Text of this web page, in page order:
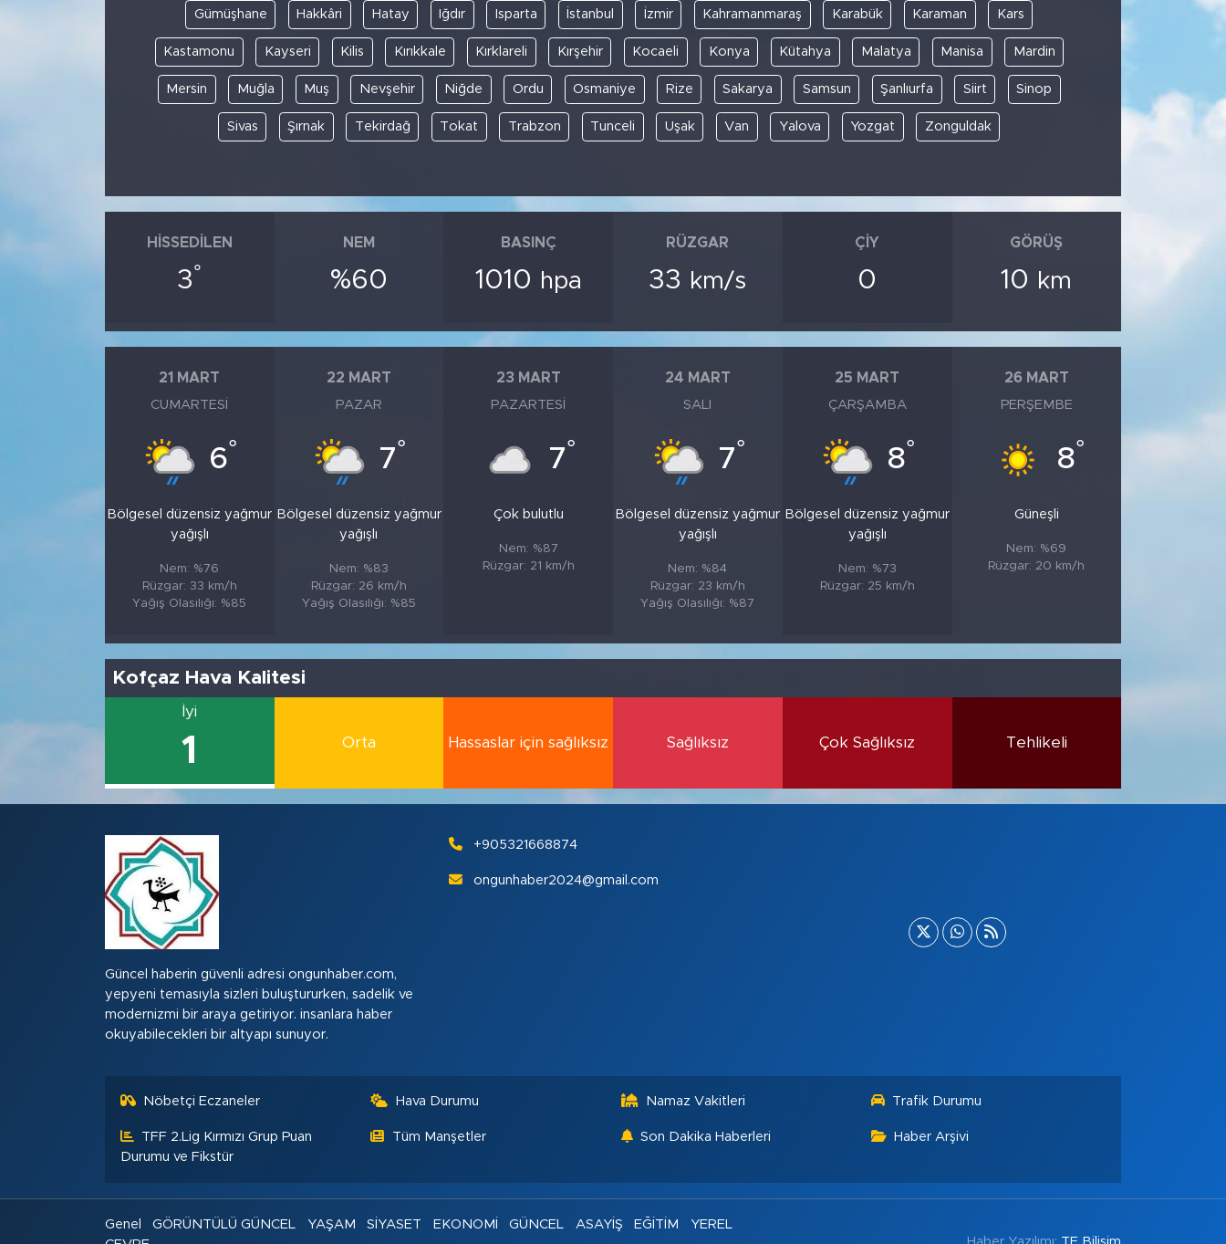
Gümüşhane Hakkâri Hatay Iğdır Isparta İstanbul İzmir Kahramanmaraş Karabük Karaman Kars
Kastamonu Kayseri Kilis Kırıkkale Kırklareli Kırşehir Kocaeli Konya Kütahya Malatya Manisa Mardin
Mersin Muğla Muş Nevşehir Niğde Ordu Osmaniye Rize Sakarya Samsun Şanlıurfa Siirt Sinop
Sivas Şırnak Tekirdağ Tokat Trabzon Tunceli Uşak Van Yalova Yozgat Zonguldak
HISSEDILEN
3°
NEM
%60
BASINÇ
1010 hpa
RÜZGAR
33 km/s
ÇIY
0
GÖRÜŞ
10 km
21 MART
CUMARTESI
6°
Bölgesel düzensiz yağmur
yağışlı
Nem: %76
Rüzgar: 33 km/h
Yağış Olasılığı: %85
22 MART
PAZAR
7°
Bölgesel düzensiz yağmur
yağışlı
Nem: %83
Rüzgar: 26 km/h
Yağış Olasılığı: %85
23 MART
PAZARTESI
7°
Çok bulutlu
Nem: %87
Rüzgar: 21 km/h
24 MART
SALI
7°
Bölgesel düzensiz yağmur
yağışlı
Nem: %84
Rüzgar: 23 km/h
Yağış Olasılığı: %87
25 MART
ÇARŞAMBA
8°
Bölgesel düzensiz yağmur
yağışlı
Nem: %73
Rüzgar: 25 km/h
26 MART
PERŞEMBE
8°
Güneşli
Nem: %69
Rüzgar: 20 km/h
Kofçaz Hava Kalitesi
İyi
1 Orta Hassaslar için sağlıksız Sağlıksız Çok Sağlıksız Tehlikeli
Güncel haberin güvenli adresi ongunhaber.com,
yepyeni temasıyla sizleri buluştururken, sadelik ve
modernizmi bir araya getiriyor. insanlara haber
okuyabilecekleri bir altyapı sunuyor.
+905321668874
ongunhaber2024@gmail.com
Nöbetçi Eczaneler Hava Durumu Namaz Vakitleri Trafik Durumu
TFF 2.Lig Kırmızı Grup Puan
Durumu ve Fikstür
Tüm Manşetler Son Dakika Haberleri Haber Arşivi
Genel GÖRÜNTÜLÜ GÜNCEL YAŞAM SİYASET EKONOMİ GÜNCEL ASAYİŞ EĞİTİM
YEREL